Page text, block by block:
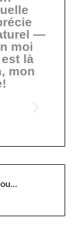
—
moi
là
mon